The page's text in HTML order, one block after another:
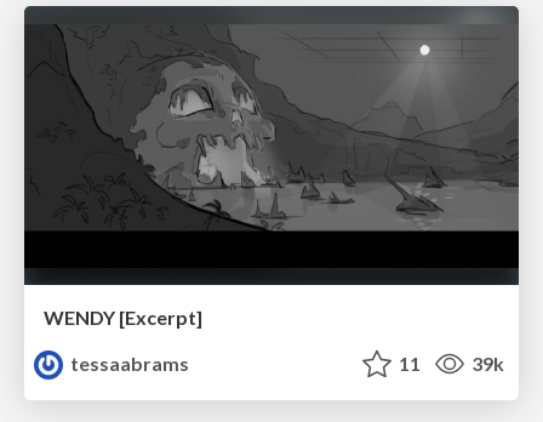
WENDY [Excerpt]
tessaabrams
11 39k